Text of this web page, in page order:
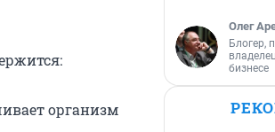
организм
Олег
Блогер,
бизнесе